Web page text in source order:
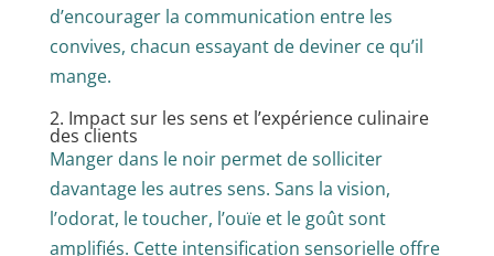
d’encourager la communication entre les
convives, chacun essayant de deviner ce qu’il
mange.
2. Impact sur les sens et l’expérience culinaire
des clients
Manger dans le noir permet de solliciter
davantage les autres sens. Sans la vision,
l’odorat, le toucher, l’ouïe et le goût sont
amplifiés. Cette intensification sensorielle offre